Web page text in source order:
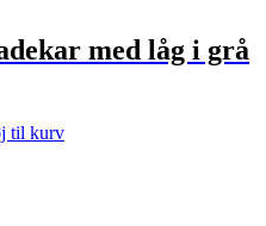
med låg i grå
til kurv